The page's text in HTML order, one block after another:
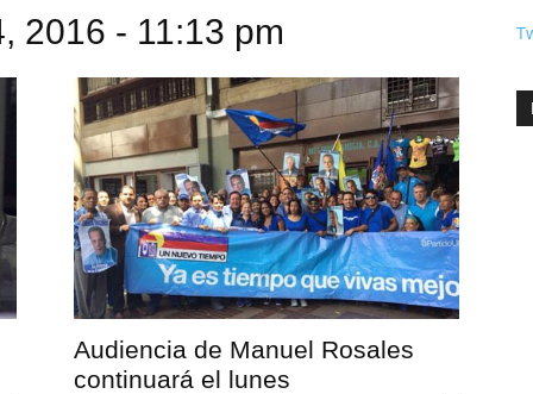
2016 - 11:13 pm
Audiencia de Manuel Rosales
continuará el lunes